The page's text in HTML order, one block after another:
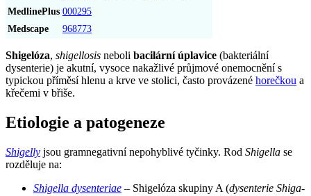
MedlinePlus 000295
Medscape
968773
Shigelóza, shigellosis neboli bacilární úplavice (bakteriální
dysenterie) je akutní, vysoce nakažlivé průjmové onemocnění s
typickou příměsí hlenu a krve ve stolici, často provázené horečkou a
křečemi v břiše.
Etiologie a patogeneze
Shigelly jsou gramnegativní nepohyblivé tyčinky. Rod Shigella se
rozděluje na:
Shigella dysenteriae – Shigelóza skupiny A (dysenterie Shiga-